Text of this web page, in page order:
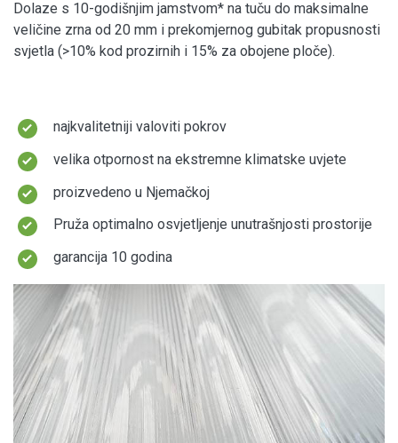
Dolaze s 10-godišnjim jamstvom* na tuču do maksimalne
veličine zrna od 20 mm i prekomjernog gubitak propusnosti
svjetla (>10% kod prozirnih i 15% za obojene ploče).
najkvalitetniji valoviti pokrov
velika otpornost na ekstremne klimatske uvjete
proizvedeno u Njemačkoj
Pruža optimalno osvjetljenje unutrašnjosti prostorije
garancija 10 godina